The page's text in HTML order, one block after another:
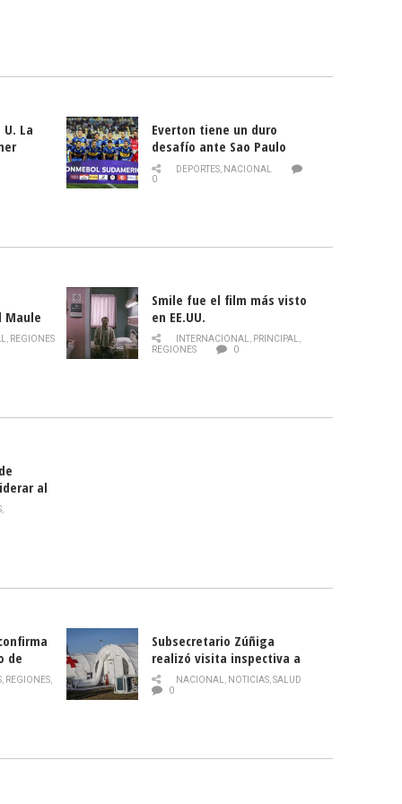
La
Everton tiene un duro
desafío ante Sao Paulo
DEPORTES, NACIONAL
0
Maule
de la
, REGIONES
Smile fue el film más visto
en EE.UU.
INTERNACIONAL, PRINCIPAL,
REGIONES
0
al
,
de
, REGIONES,
Subsecretario Zúñiga
realizó visita inspectiva a
Hospital Modular Sótero del
Río
NACIONAL, NOTICIAS,SALUD
0